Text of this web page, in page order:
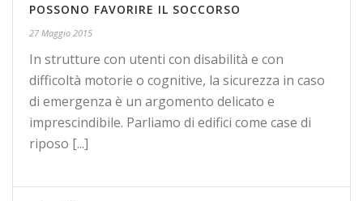
POSSONO FAVORIRE IL SOCCORSO
27 Maggio 2015
In strutture con utenti con disabilità e con
difficoltà motorie o cognitive, la sicurezza in caso
di emergenza è un argomento delicato e
imprescindibile. Parliamo di edifici come case di
riposo [...]